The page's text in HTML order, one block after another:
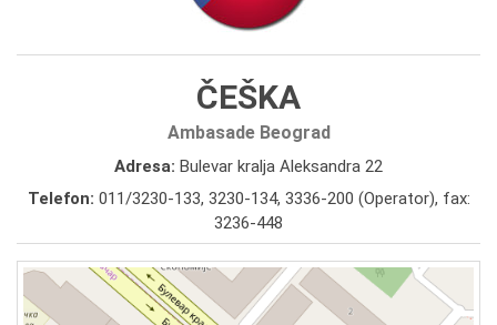
ČEŠKA
Ambasade Beograd
Adresa: Bulevar kralja Aleksandra 22
Telefon: 011/3230-133, 3230-134, 3336-200 (Operator), fax:
3236-448